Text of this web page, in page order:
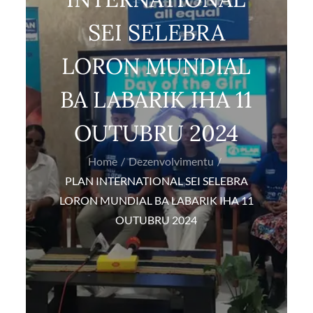
SEI SELEBRA
LORON MUNDIAL
BA LABARIK IHA 11
OUTUBRU 2024
Home
Dezenvolvimentu
PLAN INTERNATIONAL SEI SELEBRA
LORON MUNDIAL BA LABARIK IHA 11
OUTUBRU 2024